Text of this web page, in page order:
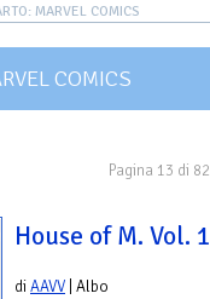
MARVEL COMICS
COMICS
Pagina 13 di 82
House of M. Vol. 1
diAAVV | Albo